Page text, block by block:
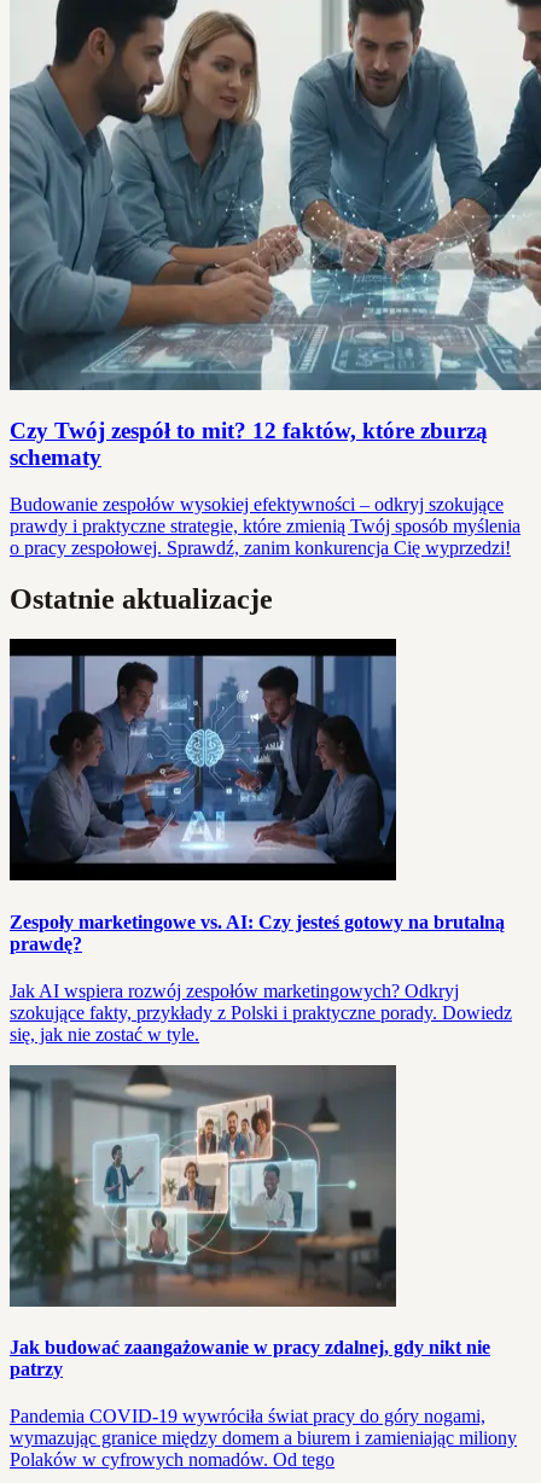
Czy Twój zespół to mit? 12 faktów, które zburzą
schematy
Budowanie zespołów wysokiej efektywności – odkryj szokujące
prawdy i praktyczne strategie, które zmienią Twój sposób myślenia
o pracy zespołowej. Sprawdź, zanim konkurencja Cię wyprzedzi!
Ostatnie aktualizacje
Zespoły marketingowe vs. AI: Czy jesteś gotowy na brutalną
prawdę?
Jak AI wspiera rozwój zespołów marketingowych? Odkryj
szokujące fakty, przykłady z Polski i praktyczne porady. Dowiedz
się, jak nie zostać w tyle.
Jak budować zaangażowanie w pracy zdalnej, gdy nikt nie
patrzy
Pandemia COVID-19 wywróciła świat pracy do góry nogami,
wymazując granice między domem a biurem i zamieniając miliony
Polaków w cyfrowych nomadów. Od tego